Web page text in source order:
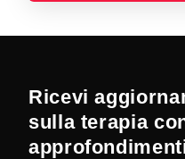
Ricevi
sulla terapia